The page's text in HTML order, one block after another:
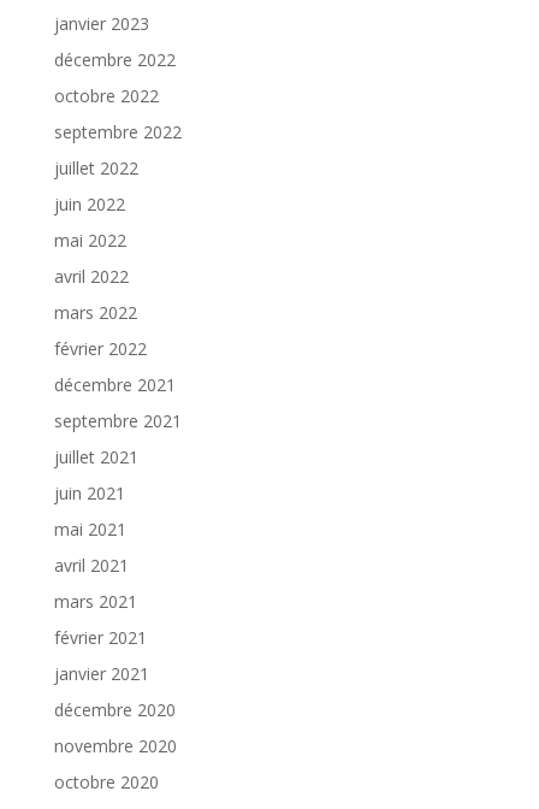
janvier 2023
décembre 2022
octobre 2022
septembre 2022
juillet 2022
juin 2022
mai 2022
avril 2022
mars 2022
février 2022
décembre 2021
septembre 2021
juillet 2021
juin 2021
mai 2021
avril 2021
mars 2021
février 2021
janvier 2021
décembre 2020
novembre 2020
octobre 2020